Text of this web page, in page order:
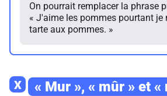
On pourrait remplacer la phrase
« J'aime les pommes pourtant je
tarte aux pommes. »
X « Mur », « mûr » et «